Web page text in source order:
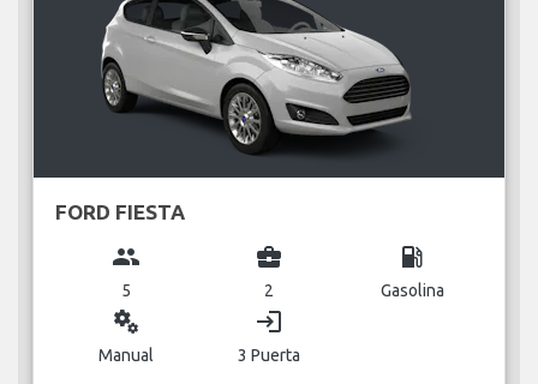
FORD FIESTA
group
5
business_center
2
local_gas_station
Gasolina
miscellaneous_services
Manual
login
3 Puerta